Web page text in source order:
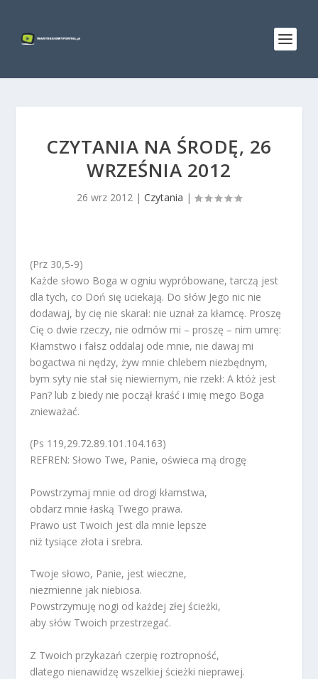
CZYTANIA NA ŚRODĘ, 26
WRZEŚNIA 2012
26 wrz 2012 | Czytania |
(Prz 30,5-9)
Każde słowo Boga w ogniu wypróbowane, tarczą jest
dla tych, co Doń się uciekają. Do słów Jego nic nie
dodawaj, by cię nie skarał: nie uznał za kłamcę. Proszę
Cię o dwie rzeczy, nie odmów mi – proszę – nim umrę:
Kłamstwo i fałsz oddalaj ode mnie, nie dawaj mi
bogactwa ni nędzy, żyw mnie chlebem niezbędnym,
bym syty nie stał się niewiernym, nie rzekł: A któż jest
Pan? lub z biedy nie począł kraść i imię mego Boga
znieważać.
(Ps 119,29.72.89.101.104.163)
REFREN: Słowo Twe, Panie, oświeca mą drogę
Powstrzymaj mnie od drogi kłamstwa,
obdarz mnie łaską Twego prawa.
Prawo ust Twoich jest dla mnie lepsze
niż tysiące złota i srebra.
Twoje słowo, Panie, jest wieczne,
niezmienne jak niebiosa.
Powstrzymuję nogi od każdej złej ścieżki,
aby słów Twoich przestrzegać.
Z Twoich przykazań czerpię roztropność,
dlatego nienawidzę wszelkiej ścieżki nieprawej.